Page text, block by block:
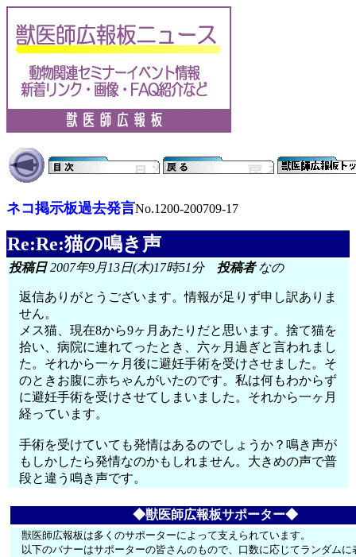
ネコ掲示板過去発言No.1200-200709-17
Re:Re:猫の鳴き声
投稿日2007年9月13日(木)17時51分 投稿者なの
返信ありがとうございます。情報が足りず申し訳ありま
せん。
メス猫、現在8から9ヶ月あたりだと思います。捨て猫を
拾い、病院に連れてったとき、六ヶ月過ぎと言われまし
た。それから一ヶ月後に避妊手術を受けさせました。そ
のときお腹に赤ちゃんがいたのです。私は何もわからず
に避妊手術を受けさせてしまいました。それから一ヶ月
経っています。
手術を受けていても発情はあるのでしょうか？鳴き声が
もしかしたら発情なのかもしれません。大きめの声で普
段と違う鳴き声です。
◆獣医師広報板サポーター◆
獣医師広報板は多くのサポーターによって支えられています。
以下のバナーはサポーターの皆さんのもので、口数に応じてランダムに